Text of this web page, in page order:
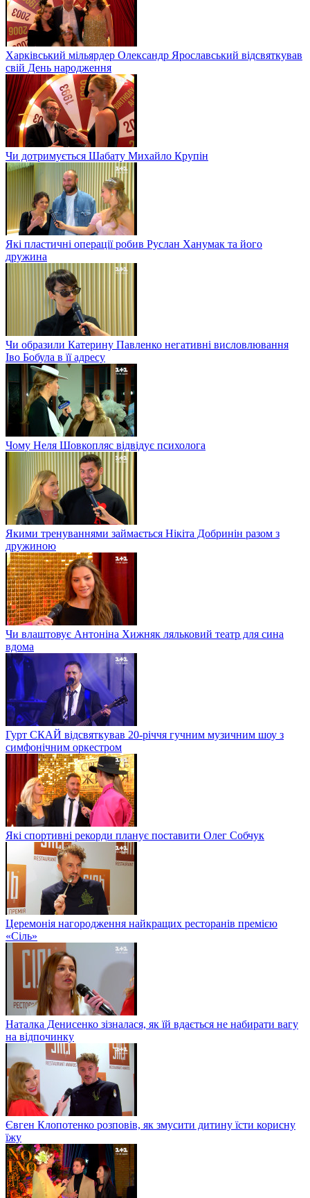
Харківський мільярдер Олександр Ярославський відсвяткував
свій День народження
Чи дотримується Шабату Михайло Крупін
Які пластичні операції робив Руслан Ханумак та його
дружина
Чи образили Катерину Павленко негативні висловлювання
Іво Бобула в її адресу
Чому Неля Шовкопляс відвідує психолога
Якими тренуваннями займається Нікіта Добринін разом з
дружиною
Чи влаштовує Антоніна Хижняк ляльковий театр для сина
вдома
Гурт СКАЙ відсвяткував 20-річчя гучним музичним шоу з
симфонічним оркестром
Які спортивні рекорди планує поставити Олег Собчук
Церемонія нагородження найкращих ресторанів премією
«Сіль»
Наталка Денисенко зізналася, як їй вдається не набирати вагу
на відпочинку
Євген Клопотенко розповів, як змусити дитину їсти корисну
їжу